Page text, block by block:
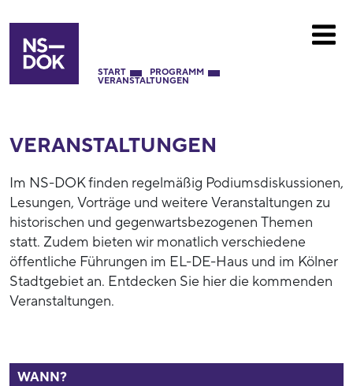
START PROGRAMM
VERANSTALTUNGEN
VERANSTALTUNGEN
Im NS-DOK finden regelmäßig Podiumsdiskussionen,
Lesungen, Vorträge und weitere Veranstaltungen zu
historischen und gegenwartsbezogenen Themen
statt. Zudem bieten wir monatlich verschiedene
öffentliche Führungen im EL-DE-Haus und im Kölner
Stadtgebiet an. Entdecken Sie hier die kommenden
Veranstaltungen.
WANN?